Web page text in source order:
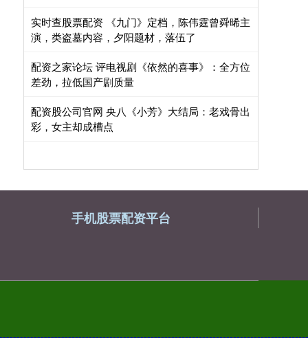
实时查股票配资 《九门》定档，陈伟霆曾舜晞主
演，类盗墓内容，夕阳题材，落伍了
配资之家论坛 评电视剧《依然的喜事》：全方位
差劲，拉低国产剧质量
配资股公司官网 央八《小芳》大结局：老戏骨出
彩，女主却成槽点
手机股票配资平台